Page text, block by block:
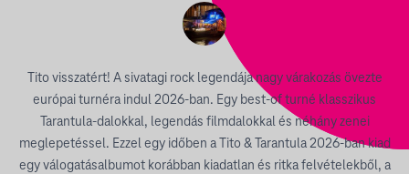
Tito visszatért! A sivatagi rock legendája nagy várakozás övezte
európai turnéra indul 2026-ban. Egy best-of turné klasszikus
Tarantula-dalokkal, legendás filmdalokkal és néhány zenei
meglepetéssel. Ezzel egy időben a Tito & Tarantula 2026-ban kiad
egy válogatásalbumot korábban kiadatlan és ritka felvételekből, a